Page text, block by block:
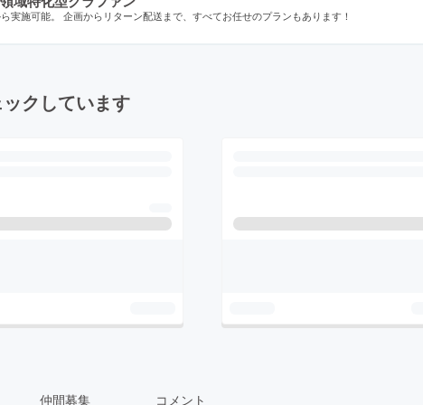
実施可能。 企画からリターン配送まで、すべてお任せのプランもあります！
クしています
仲間募集 コメント